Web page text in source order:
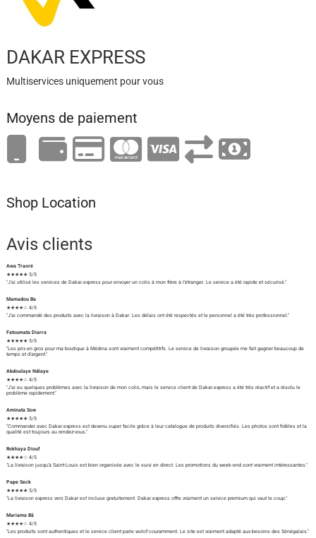
DAKAR EXPRESS
Multiservices uniquement pour vous
Moyens de paiement
Shop Location
Avis clients
Awa Traoré
★★★★★ 5/5
"J'ai utilisé les services de Dakar.express pour envoyer un colis à mon frère à l'étranger. Le service a été rapide et sécurisé."
Mamadou Ba
★★★★☆ 4/5
"J'ai commandé des produits avec la livraison à Dakar. Les délais ont été respectés et le personnel a été très professionnel."
Fatoumata Diarra
★★★★★ 5/5
"Les prix en gros pour ma boutique à Médina sont vraiment compétitifs. Le service de livraison groupée me fait gagner beaucoup de
temps et d'argent."
Abdoulaye Ndiaye
★★★★☆ 4/5
"J'ai eu quelques problèmes avec la livraison de mon colis, mais le service client de Dakar.express a été très réactif et a résolu le
problème rapidement."
Aminata Sow
★★★★★ 5/5
"Commander avec Dakar.express est devenu super facile grâce à leur catalogue de produits diversifiés. Les photos sont fidèles et la
qualité est toujours au rendez-vous."
Rokhaya Diouf
★★★★☆ 4/5
"La livraison jusqu'à Saint-Louis est bien organisée avec le suivi en direct. Les promotions du week-end sont vraiment intéressantes."
Pape Seck
★★★★★ 5/5
"La livraison express vers Dakar est incluse gratuitement. Dakar.express offre vraiment un service premium qui vaut le coup."
Mariama Bâ
★★★★☆ 4/5
"Les produits sont authentiques et le service client parle wolof couramment. Le site est vraiment adapté aux besoins des Sénégalais."